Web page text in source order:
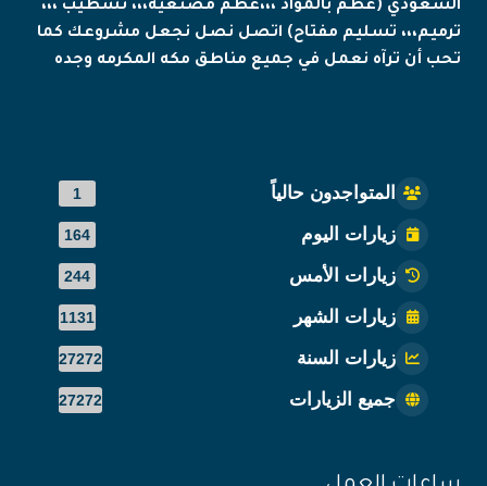
السعودي (عظم بالمواد ،،،عظم مصنعيه،،، تشطيب ،،،
ترميم،،، تسليم مفتاح) اتصل نصل نجعل مشروعك كما
تحب أن ترآه نعمل في جميع مناطق مكه المكرمه وجده
المتواجدون حالياً 1
زيارات اليوم 164
زيارات الأمس 244
زيارات الشهر 1131
زيارات السنة 27272
جميع الزيارات 27272